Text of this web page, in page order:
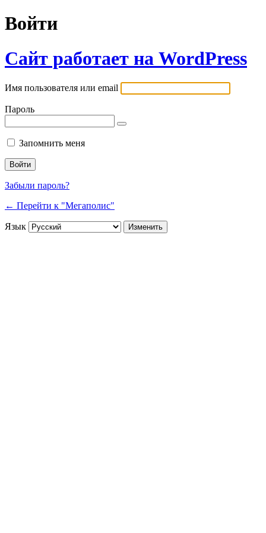
Войти
Сайт работает на WordPress
Имя пользователя или email
Пароль
Запомнить меня
Забыли пароль?
← Перейти к "Мегаполис"
Язык